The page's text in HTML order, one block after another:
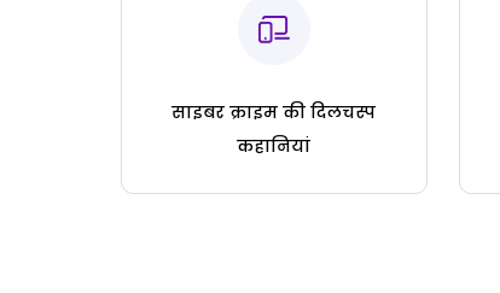
साइबर क्राइम की दिलचस्प
कहानियां